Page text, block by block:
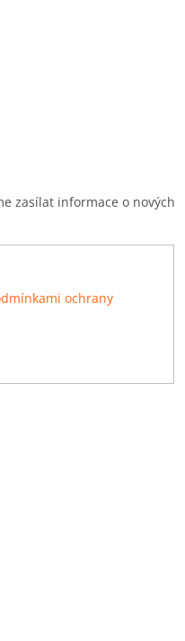
zasílat informace o nových
ochrany